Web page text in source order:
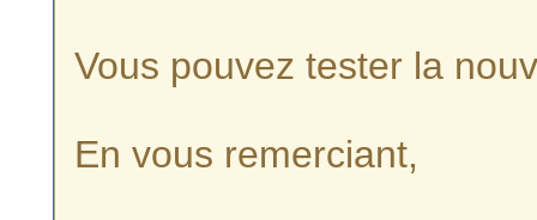
Vous pouvez tester la
En vous remerciant,